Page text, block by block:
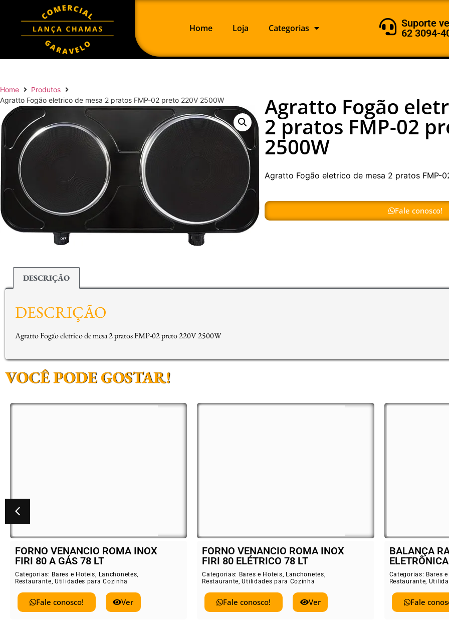
Home Loja Categorias
Suporte
62 3094-
Home
Produtos
Agratto Fogão eletrico de mesa 2 pratos FMP-02 preto 220V 2500W
Agratto Fogão
2 pratos FMP-02
2500W
Agratto Fogão eletrico de mesa 2 pratos FMP-
Fale conosco!
DESCRIÇÃO
DESCRIÇÃO
Agratto Fogão eletrico de mesa 2 pratos FMP-02 preto 220V 2500W
VOCÊ PODE GOSTAR!
FORNO VENANCIO ROMA INOX
FIRI 80 ELÉTRICO 78 LT
Categorias:Bares e Hoteis,Lanchonetes
Restaurante ,Utilidades para Cozinha
Fale conosco!
BALANÇA RAMUZA 30 KG
ELETRÔNICA COM BATERIA
Categorias:Bares e Hoteis,Lanchonetes
Restaurante,Utilidades para Cozinha
Fale conosco!
Cooktop
Categorias:
Restaurante
Fale